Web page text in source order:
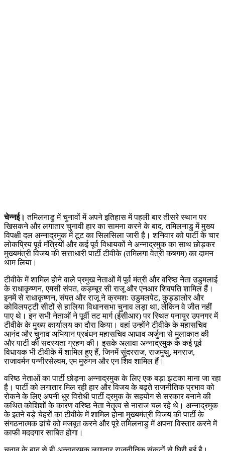
चेन्नई। तमिलनाडु में चुनावों में अपने इतिहास में पहली बार तीसरे स्थान पर
खिसकने और लगातार चुनावी हार का सामना करने के बाद, तमिलनाडु में मुख्य
विपक्षी दल अन्नाद्रमुक में टूट का सिलसिला जारी है। शनिवार को पार्टी के चार
लोकप्रिय पूर्व मंत्रियों और कई पूर्व विधायकों ने अन्नाद्रमुक का साथ छोड़कर
मुख्यमंत्री विजय की सत्ताधारी पार्टी टीवीके (तमिलगा वेत्री कषगम) का दामन
थाम लिया।
टीवीके में शामिल होने वाले प्रमुख नेताओं में पूर्व मंत्री और वरिष्ठ नेता उडुमलाई
के राधाकृष्णन, एमसी संपत, कड़म्बूर सी राजू और एनआर शिवपति शामिल हैं।
इनमें से राधाकृष्णन, संपत और राजू ने क्रमशः उडुमलपेट, कुड्डालोर और
कोविलपट्टी सीटों से हालिया विधानसभा चुनाव लड़ा था, लेकिन वे जीत नहीं
पाए थे। इन सभी नेताओं ने पूर्वी तट मार्ग (ईसीआर) पर स्थित पनायुर उपनगर में
टीवीके के मुख्य कार्यालय का दौरा किया। वहां उन्होंने टीवीके के महासचिव
आनंद और चुनाव अभियान प्रबंधन महासचिव आधाव अर्जुना से मुलाकात की
और पार्टी की सदस्यता ग्रहण की। इसके अलावा अन्नाद्रमुक के कई पूर्व
विधायक भी टीवीके में शामिल हुए हैं, जिनमें सुंदरराज, राजमुथु, मनराज,
राजावर्मन पन्नीरसेल्वम, एम मुरुगन और एन शिव शामिल हैं।
वरिष्ठ नेताओं का पार्टी छोड़ना अन्नाद्रमुक के लिए एक बड़ा झटका माना जा रहा
है। पार्टी को लगातार मिल रही हार और विजय के बढ़ते राजनीतिक प्रभाव को
रोकने के लिए अपनी धुर विरोधी पार्टी द्रमुक के सहयोग से सरकार बनाने की
कथित कोशिशों के कारण वरिष्ठ नेता नेतृत्व से नाराज चल रहे थे। अन्नाद्रमुक
के इतने बड़े चेहरों का टीवीके में शामिल होना मुख्यमंत्री विजय की पार्टी के
संगठनात्मक ढांचे को मजबूत करने और पूरे तमिलनाडु में अपना विस्तार करने में
काफी मददगार साबित होगा।